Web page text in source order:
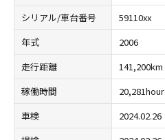
シリアル/車台番号
59110xx
年式
2006
走行距離
141,200km
稼働時間
20,281hour
車検
2024.02.26